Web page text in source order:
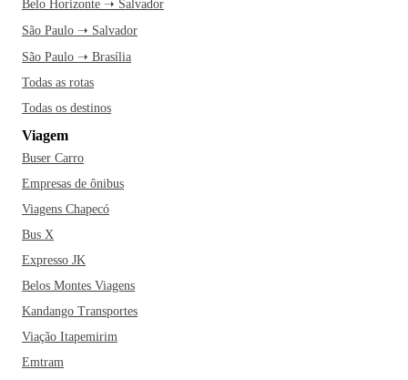
Belo Horizonte ➝ Salvador
São Paulo ➝ Salvador
São Paulo ➝ Brasília
Todas as rotas
Todas os destinos
Viagem
Buser Carro
Empresas de ônibus
Viagens Chapecó
Bus X
Expresso JK
Belos Montes Viagens
Kandango Transportes
Viação Itapemirim
Emtram